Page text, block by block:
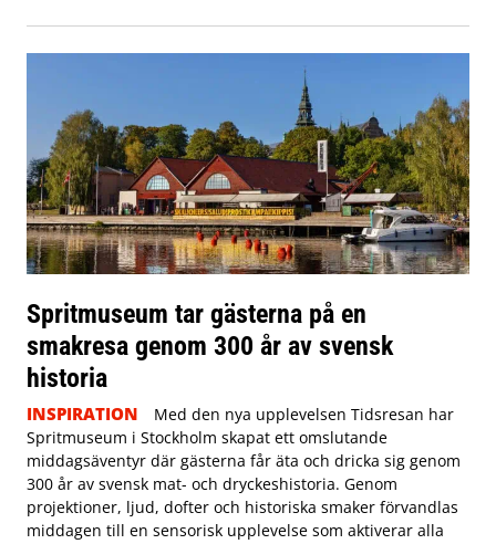
Spritmuseum tar gästerna på en
smakresa genom 300 år av svensk
historia
INSPIRATION
Med den nya upplevelsen Tidsresan har
Spritmuseum i Stockholm skapat ett omslutande
middagsäventyr där gästerna får äta och dricka sig genom
300 år av svensk mat- och dryckeshistoria. Genom
projektioner, ljud, dofter och historiska smaker förvandlas
middagen till en sensorisk upplevelse som aktiverar alla